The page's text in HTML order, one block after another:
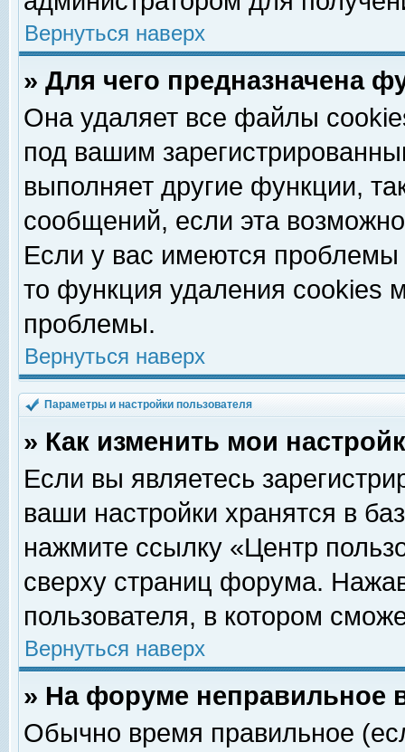
Вернуться наверх
» Для чего предназначена
Она удаляет все файлы
под вашим
выполняет другие функции,
сообщений, если эта
Если у вас имеются
то функция удаления cookies
проблемы.
Вернуться наверх
Параметры и настройки пользователя
» Как изменить мои
Если вы являетесь
ваши настройки хранятся в
нажмите ссылку «Центр
сверху страниц форума.
пользователя, в котором
Вернуться наверх
» На форуме неправильное
Обычно время правильное